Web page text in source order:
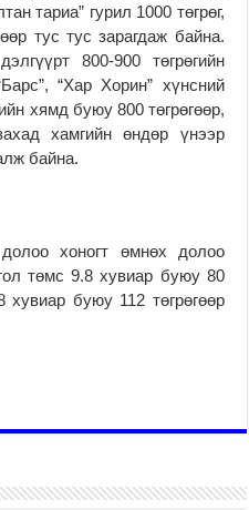
тариа” гурил 1000 төгрөг,
тус тус зарагдаж байна.
800-900 төгрөгийн
“Хар Хорин” хүнсний
хямд буюу 800 төгрөгөөр,
хамгийн өндөр үнээр
байна.
хоногт өмнөх долоо
төмс 9.8 хувиар буюу 80
хувиар буюу 112 төгрөгөөр